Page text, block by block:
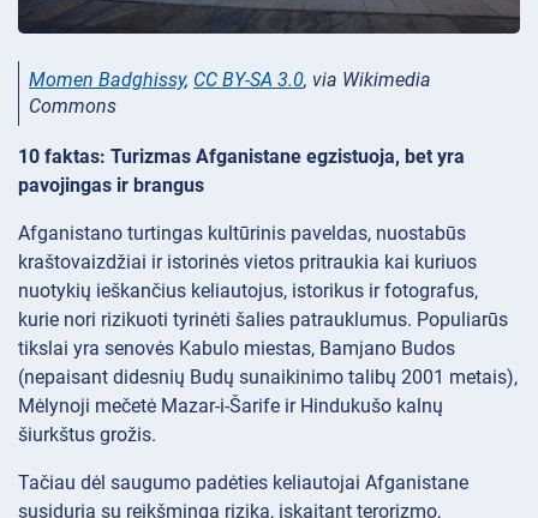
Momen Badghissy, CC BY-SA 3.0, via Wikimedia
Commons
10 faktas: Turizmas Afganistane egzistuoja, bet yra
pavojingas ir brangus
Afganistano turtingas kultūrinis paveldas, nuostabūs
kraštovaizdžiai ir istorinės vietos pritraukia kai kuriuos
nuotykių ieškančius keliautojus, istorikus ir fotografus,
kurie nori rizikuoti tyrinėti šalies patrauklumus. Populiarūs
tikslai yra senovės Kabulo miestas, Bamjano Budos
(nepaisant didesnių Budų sunaikinimo talibų 2001 metais),
Mėlynoji mečetė Mazar-i-Šarife ir Hindukušo kalnų
šiurkštus grožis.
Tačiau dėl saugumo padėties keliautojai Afganistane
susiduria su reikšminga rizika, įskaitant terorizmo,